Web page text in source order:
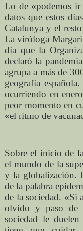
Lo de «podemos ir
datos que estos
Catalunya y el
La viróloga
día que la
declaró la
agrupa a más de
geografía
ocurriendo en
peor momento en
«el ritmo de
Sobre el inicio de
el mundo de la
y la globalización.
de la palabra
de la sociedad. «Si
olvido y paso de
sociedad le duelen